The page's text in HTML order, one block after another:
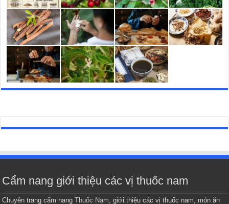
Cẩm nang giới thiệu các vị thuốc nam
Chuyên trang cẩm nangThuốc Nam , giới thiệu các vị thuốc nam, món ăn